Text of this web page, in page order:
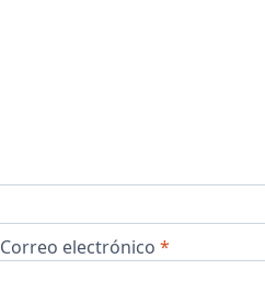
Correo electrónico *